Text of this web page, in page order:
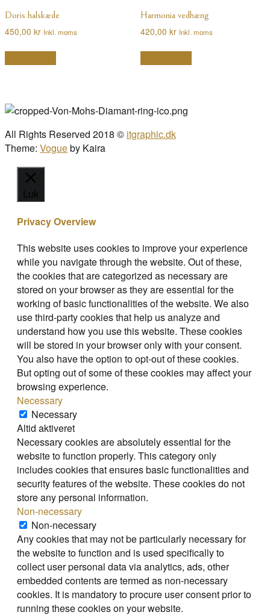
Doris halskæde
450,00 kr Inkl. moms
Harmonia vedhæng
420,00 kr Inkl. moms
All Rights Reserved 2018 © itgraphic.dk
Theme: Vogueby Kaira
Luk
Privacy Overview
This website uses cookies to improve your experience
while you navigate through the website. Out of these,
the cookies that are categorized as necessary are
stored on your browser as they are essential for the
working of basic functionalities of the website. We also
use third-party cookies that help us analyze and
understand how you use this website. These cookies
will be stored in your browser only with your consent.
You also have the option to opt-out of these cookies.
But opting out of some of these cookies may affect your
browsing experience.
Necessary
Necessary
Altid aktiveret
Necessary cookies are absolutely essential for the
website to function properly. This category only
includes cookies that ensures basic functionalities and
security features of the website. These cookies do not
store any personal information.
Non-necessary
Non-necessary
Any cookies that may not be particularly necessary for
the website to function and is used specifically to
collect user personal data via analytics, ads, other
embedded contents are termed as non-necessary
cookies. It is mandatory to procure user consent prior to
running these cookies on your website.